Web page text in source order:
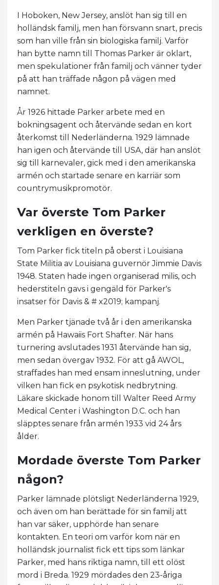
I Hoboken, New Jersey, anslöt han sig till en
holländsk familj, men han försvann snart, precis
som han ville från sin biologiska familj. Varför
han bytte namn till Thomas Parker är oklart,
men spekulationer från familj och vänner tyder
på att han träffade någon på vägen med
namnet.
År 1926 hittade Parker arbete med en
bokningsagent och återvände sedan en kort
återkomst till Nederländerna. 1929 lämnade
han igen och återvände till USA, där han anslöt
sig till karnevaler, gick med i den amerikanska
armén och startade senare en karriär som
countrymusikpromotör.
Var överste Tom Parker
verkligen en överste?
Tom Parker fick titeln på oberst i Louisiana
State Militia av Louisiana guvernör Jimmie Davis
1948. Staten hade ingen organiserad milis, och
hederstiteln gavs i gengäld för Parker's
insatser för Davis & # x2019; kampanj.
Men Parker tjänade två år i den amerikanska
armén på Hawaiis Fort Shafter. När hans
turnering avslutades 1931 återvände han sig,
men sedan övergav 1932. För att gå AWOL,
straffades han med ensam inneslutning, under
vilken han fick en psykotisk nedbrytning.
Läkare skickade honom till Walter Reed Army
Medical Center i Washington D.C. och han
släpptes senare från armén 1933 vid 24 års
ålder.
Mordade överste Tom Parker
någon?
Parker lämnade plötsligt Nederländerna 1929,
och även om han berättade för sin familj att
han var säker, upphörde han senare
kontakten. En teori om varför kom när en
holländsk journalist fick ett tips som länkar
Parker, med hans riktiga namn, till ett olöst
mord i Breda. 1929 mördades den 23-åriga